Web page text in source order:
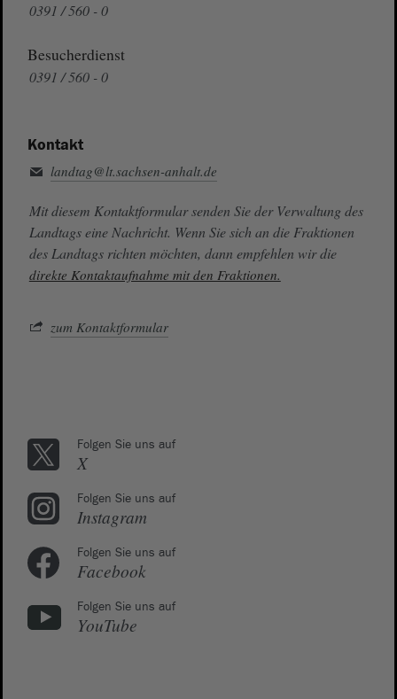
0391 / 560 - 0
Besucherdienst
0391 / 560 - 0
Kontakt
landtag@lt.sachsen-anhalt.de
Mit diesem Kontaktformular senden Sie der Verwaltung des
Landtags eine Nachricht. Wenn Sie sich an die Fraktionen
des Landtags richten möchten, dann empfehlen wir die
direkte Kontaktaufnahme mit den Fraktionen.
zum Kontaktformular
Folgen Sie uns auf
X
Folgen Sie uns auf
Instagram
Folgen Sie uns auf
Facebook
Folgen Sie uns auf
YouTube